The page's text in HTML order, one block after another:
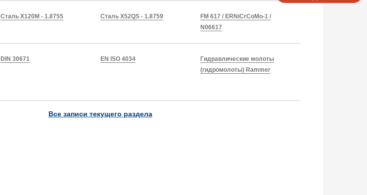
Сталь X120M - 1.8755 Сталь X52QS - 1.8759
FM 617 / ERNiCrCoMo-1 /
N06617
DIN 30671 EN ISO 4034
Гидравлические молоты
(гидромолоты) Rammer
Все записи текущего раздела